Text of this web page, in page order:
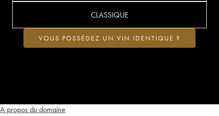
A propos du domaine
CLASSIQUE
VOUS POSSÉDEZ UN VIN IDENTIQUE ?